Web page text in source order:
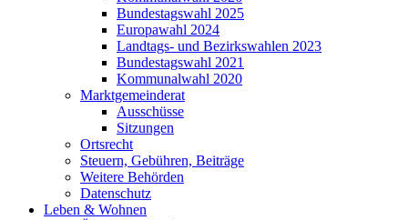
Bundestagswahl 2025
Europawahl 2024
Landtags- und Bezirkswahlen 2023
Bundestagswahl 2021
Kommunalwahl 2020
Marktgemeinderat
Ausschüsse
Sitzungen
Ortsrecht
Steuern, Gebühren, Beiträge
Weitere Behörden
Datenschutz
Leben & Wohnen